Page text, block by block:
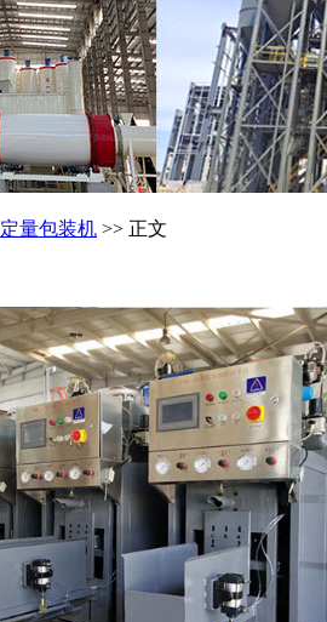
定量包装机 >> 正文